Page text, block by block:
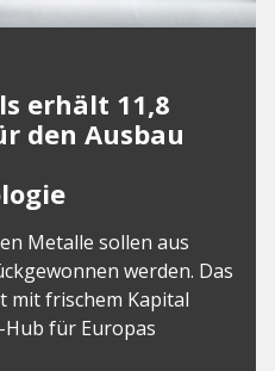
erhält 11,8
den Ausbau
Metalle sollen aus
werden. Das
mit frischem Kapital
Hub für Europas